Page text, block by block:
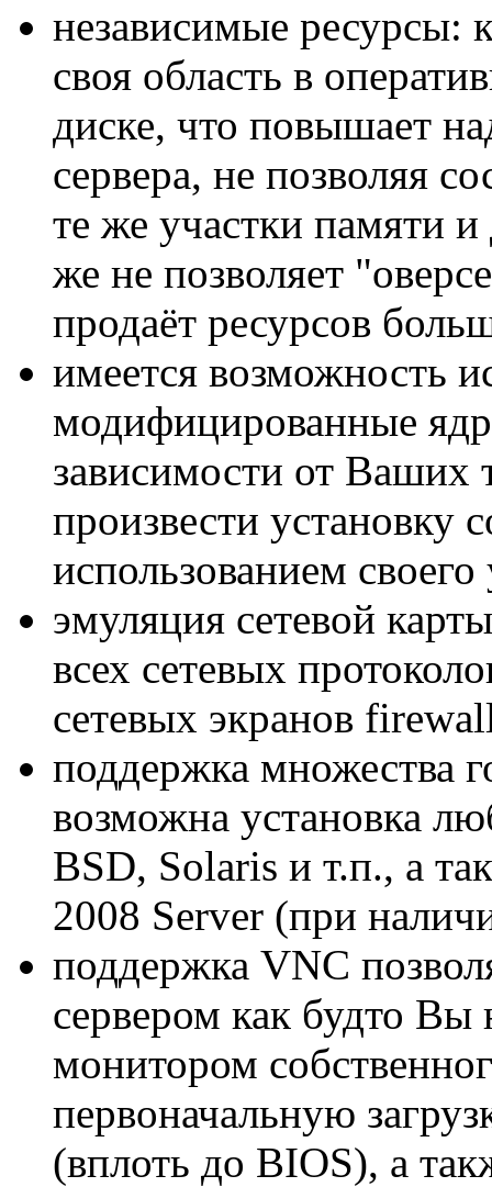
независимые ресурсы:
своя область в
диске, что повышает
сервера, не позволяя
те же участки памяти и
же не позволяет
продаёт ресурсов
имеется возможность
модифицированные
зависимости от Ваших
произвести установку
использованием
эмуляция сетевой
всех сетевых
сетевых экранов
поддержка множества
возможна установка
BSD, Solaris и т.п., а
2008 Server (при
поддержка VNC
сервером как будто Вы
монитором
первоначальную
(вплоть до BIOS), а